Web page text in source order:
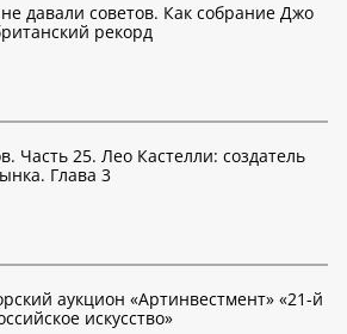
давали советов. Как собрание Джо
рекорд
Часть 25. Лео Кастелли: создатель
Глава 3
аукцион «Артинвестмент» «21-й
искусство»